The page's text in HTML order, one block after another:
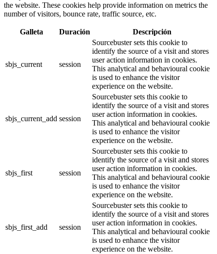
the website. These cookies help provide information on metrics the
number of visitors, bounce rate, traffic source, etc.
Galleta Duración Descripción
sbjs_current session
Sourcebuster sets this cookie to
identify the source of a visit and stores
user action information in cookies.
This analytical and behavioural cookie
is used to enhance the visitor
experience on the website.
sbjs_current_add session
Sourcebuster sets this cookie to
identify the source of a visit and stores
user action information in cookies.
This analytical and behavioural cookie
is used to enhance the visitor
experience on the website.
sbjs_first session
Sourcebuster sets this cookie to
identify the source of a visit and stores
user action information in cookies.
This analytical and behavioural cookie
is used to enhance the visitor
experience on the website.
sbjs_first_add session
Sourcebuster sets this cookie to
identify the source of a visit and stores
user action information in cookies.
This analytical and behavioural cookie
is used to enhance the visitor
experience on the website.